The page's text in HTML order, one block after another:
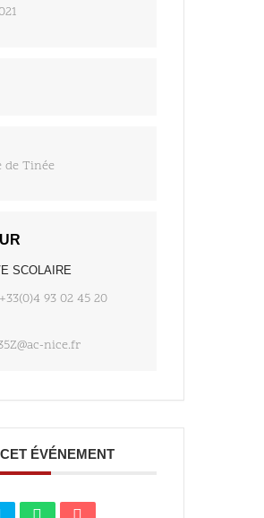
de Tinée
SCOLAIRE
+33(0)4 93 02 45 20
nice.fr
ÉVÉNEMENT